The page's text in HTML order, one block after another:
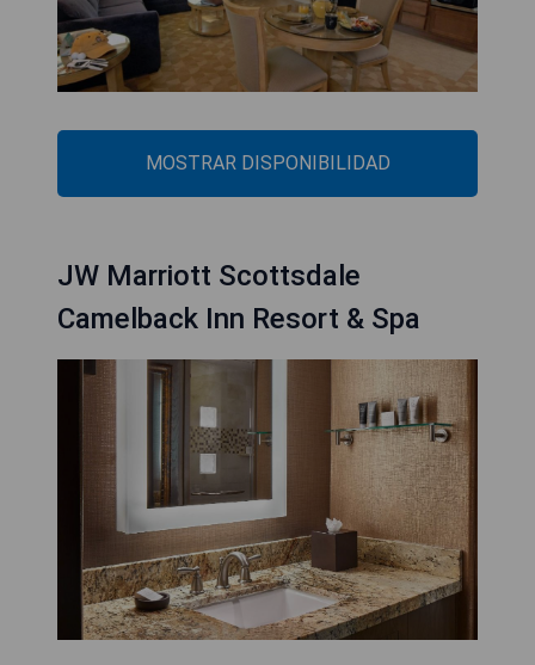
MOSTRAR DISPONIBILIDAD
JW Marriott Scottsdale
Camelback Inn Resort & Spa